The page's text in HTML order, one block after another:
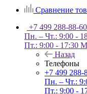
Сравнение
+7 499 288-88-60
Пн. – Чт.: 9:00 -
Пт.: 9:00 - 17:30
Назад
Телефоны
+7 499 288-
Пн. – Чт.:
Пт.: 9:00 -